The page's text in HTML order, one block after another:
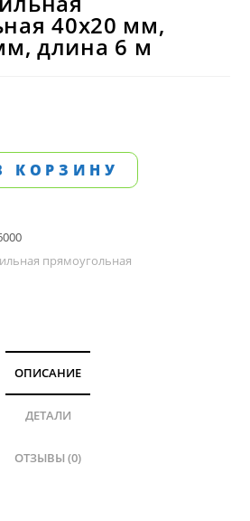
40х20 мм,
длина 6 м
КОРЗИНУ
прямоугольная
ОПИСАНИЕ
ДЕТАЛИ
ОТЗЫВЫ (0)